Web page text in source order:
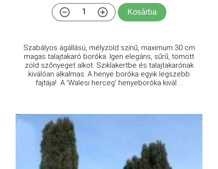
Kosárba
Szabályos ágállású, mélyzöld színű, maximum 30 cm
magas talajtakaró boróka. Igen elegáns, sűrű, tömött
zöld szőnyeget alkot. Sziklakertbe és talajtakarónak
kiválóan alkalmas. A henye boróka egyik legszebb
fajtája! A 'Walesi herceg' henyeboróka kivál ...